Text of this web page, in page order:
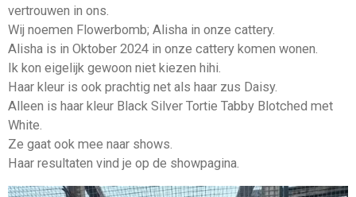
vertrouwen in ons.
Wij noemen Flowerbomb; Alisha in onze cattery.
Alisha is in Oktober 2024 in onze cattery komen wonen.
Ik kon eigelijk gewoon niet kiezen hihi.
Haar kleur is ook prachtig net als haar zus Daisy.
Alleen is haar kleur Black Silver Tortie Tabby Blotched met
White.
Ze gaat ook mee naar shows.
Haar resultaten vind je op de showpagina.